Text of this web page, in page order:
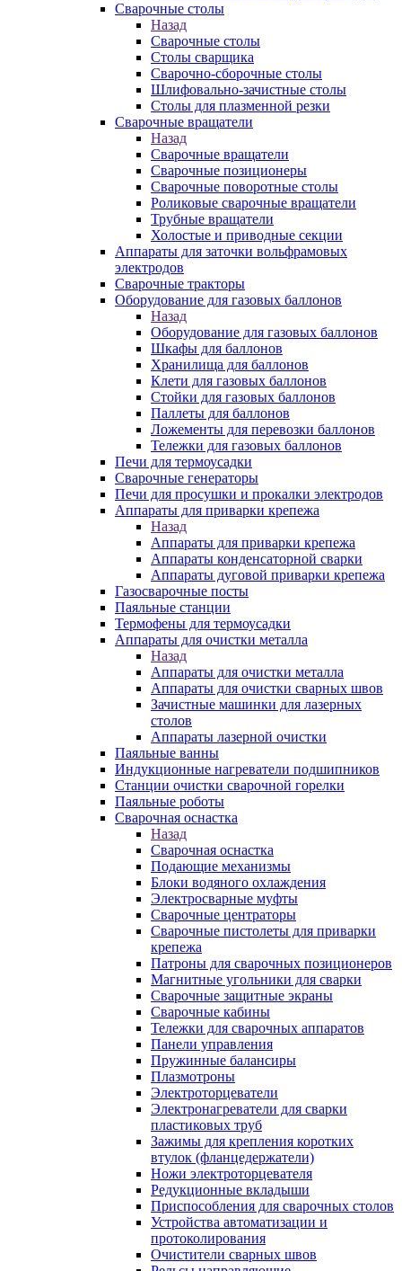
Сварочные столы
Назад
Сварочные столы
Столы сварщика
Сварочно-сборочные столы
Шлифовально-зачистные столы
Столы для плазменной резки
Сварочные вращатели
Назад
Сварочные вращатели
Сварочные позиционеры
Сварочные поворотные столы
Роликовые сварочные вращатели
Трубные вращатели
Холостые и приводные секции
Аппараты для заточки вольфрамовых
электродов
Сварочные тракторы
Оборудование для газовых баллонов
Назад
Оборудование для газовых баллонов
Шкафы для баллонов
Хранилища для баллонов
Клети для газовых баллонов
Стойки для газовых баллонов
Паллеты для баллонов
Ложементы для перевозки баллонов
Тележки для газовых баллонов
Печи для термоусадки
Сварочные генераторы
Печи для просушки и прокалки электродов
Аппараты для приварки крепежа
Назад
Аппараты для приварки крепежа
Аппараты конденсаторной сварки
Аппараты дуговой приварки крепежа
Газосварочные посты
Паяльные станции
Термофены для термоусадки
Аппараты для очистки металла
Назад
Аппараты для очистки металла
Аппараты для очистки сварных швов
Зачистные машинки для лазерных
столов
Аппараты лазерной очистки
Паяльные ванны
Индукционные нагреватели подшипников
Станции очистки сварочной горелки
Паяльные роботы
Сварочная оснастка
Назад
Сварочная оснастка
Подающие механизмы
Блоки водяного охлаждения
Электросварные муфты
Сварочные центраторы
Сварочные пистолеты для приварки
крепежа
Патроны для сварочных позиционеров
Магнитные угольники для сварки
Сварочные защитные экраны
Сварочные кабины
Тележки для сварочных аппаратов
Панели управления
Пружинные балансиры
Плазмотроны
Электроторцеватели
Электронагреватели для сварки
пластиковых труб
Зажимы для крепления коротких
втулок (фланцедержатели)
Ножи электроторцевателя
Редукционные вкладыши
Приспособления для сварочных столов
Устройства автоматизации и
протоколирования
Очистители сварных швов